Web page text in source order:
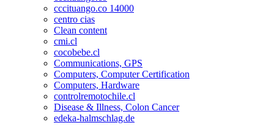
cccituango.co 14000
centro cias
Clean content
cmi.cl
cocobebe.cl
Communications, GPS
Computers, Computer Certification
Computers, Hardware
controlremotochile.cl
Disease & Illness, Colon Cancer
edeka-halmschlag.de